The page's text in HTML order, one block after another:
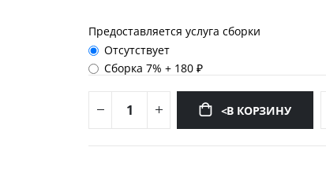
Предоставляется услуга сборки
Отсутствует
Сборка 7%+ 180 ₽
<В КОРЗИНУ